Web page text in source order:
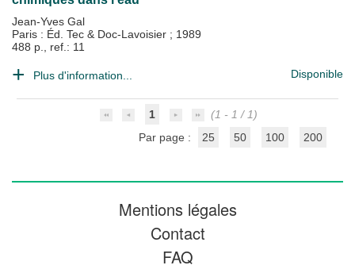
Jean-Yves Gal
Paris : Éd. Tec & Doc-Lavoisier ; 1989
488 p., ref.: 11
Plus d'information... Disponible
1
(1 - 1 / 1)
Par page :
25 50 100 200
Mentions légales
Contact
FAQ